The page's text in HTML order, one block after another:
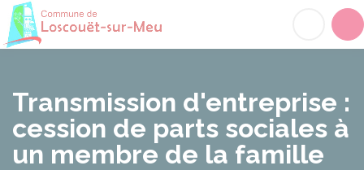
Transmission d'entreprise :
cession de parts sociales à
un membre de la famille